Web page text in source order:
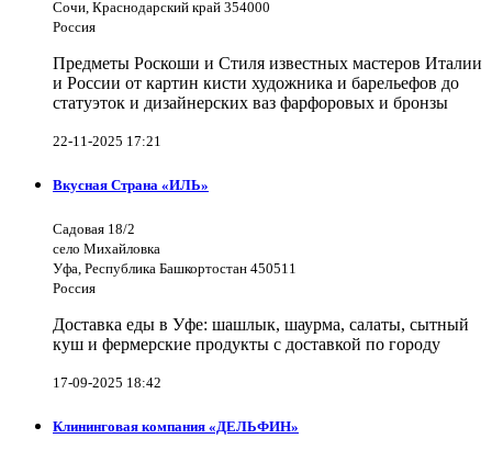
Сочи, Краснодарский край 354000
Россия
Предметы Роскоши и Стиля известных мастеров Италии
и России от картин кисти художника и барельефов до
статуэток и дизайнерских ваз фарфоровых и бронзы
22-11-2025 17:21
Вкусная Страна «ИЛЬ»
Садовая 18/2
село Михайловка
Уфа, Республика Башкортостан 450511
Россия
Доставка еды в Уфе: шашлык, шаурма, салаты, сытный
куш и фермерские продукты с доставкой по городу
17-09-2025 18:42
Клининговая компания «ДЕЛЬФИН»